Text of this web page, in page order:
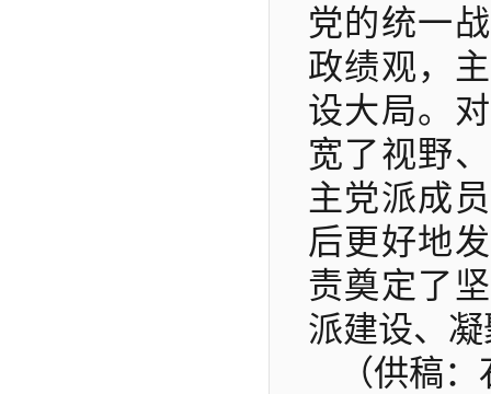
党的统一
政绩观，
设大局。
宽了视野
主党派成
后更好地
责奠定了
派建设、
（供稿